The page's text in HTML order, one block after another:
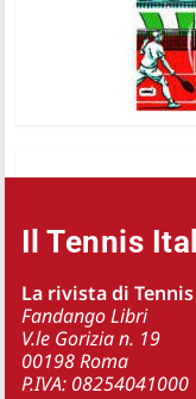
Il Tennis
La rivista di
Fandango Libri
V.le Gorizia n. 19
00198 Roma
P.IVA: 08254041000